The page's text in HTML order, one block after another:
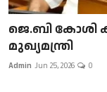
ജെ.ബി കോശി
മുഖ്യമന്ത്രി
Admin Jun 25, 2026 0